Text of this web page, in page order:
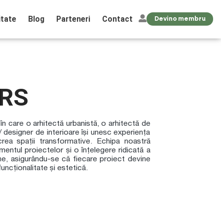
Blog Parteneri Contact Devino membru
care o arhitectă urbanistă, o arhitectă de
de interioare își unesc experiența
spații transformative. Echipa noastră
proiectelor și o înțelegere ridicată a
asigurându-se că fiecare proiect devine
și estetică.